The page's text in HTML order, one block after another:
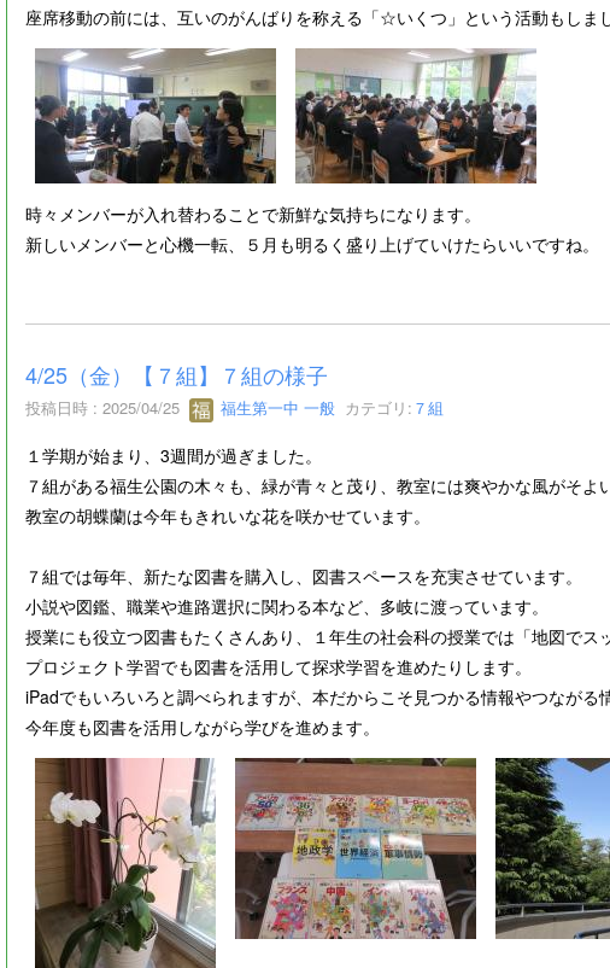
座席移動の前には、互いのがんばりを称える「☆いくつ」という活動もしまし
時々メンバーが入れ替わることで新鮮な気持ちになります。
新しいメンバーと心機一転、５月も明るく盛り上げていけたらいいですね。
4/25（金）【７組】７組の様子
投稿日時 : 2025/04/25 福生第一中 一般 カテゴリ: ７組
１学期が始まり、3週間が過ぎました。
７組がある福生公園の木々も、緑が青々と茂り、教室には爽やかな風がそよ
教室の胡蝶蘭は今年もきれいな花を咲かせています。
７組では毎年、新たな図書を購入し、図書スペースを充実させています。
小説や図鑑、職業や進路選択に関わる本など、多岐に渡っています。
授業にも役立つ図書もたくさんあり、１年生の社会科の授業では「地図でス
プロジェクト学習でも図書を活用して探求学習を進めたりします。
iPadでもいろいろと調べられますが、本だからこそ見つかる情報やつながる
今年度も図書を活用しながら学びを進めます。